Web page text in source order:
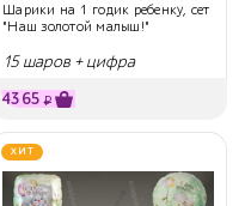
Шарики на 1 годик ребенку, сет
"Наш золотой малыш!"
15 шаров + цифра
4365 ₽
ХИТ